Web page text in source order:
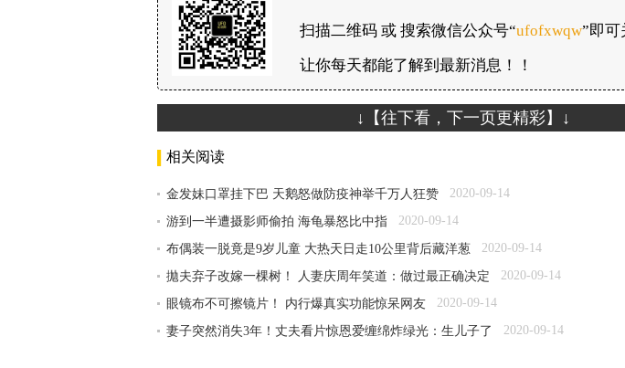
扫描二维码 或 搜索微信公众号“ufofxwqw”即可
让你每天都能了解到最新消息！！
↓【往下看，下一页更精彩】↓
相关阅读
金发妹口罩挂下巴 天鹅怒做防疫神举千万人狂赞 2020-09-14
游到一半遭摄影师偷拍 海龟暴怒比中指 2020-09-14
布偶装一脱竟是9岁儿童 大热天日走10公里背后藏洋葱 2020-09-14
拋夫弃子改嫁一棵树！ 人妻庆周年笑道：做过最正确决定 2020-09-14
眼镜布不可擦镜片！ 内行爆真实功能惊呆网友 2020-09-14
妻子突然消失3年！丈夫看片惊恩爱缠绵炸绿光：生儿子了 2020-09-14